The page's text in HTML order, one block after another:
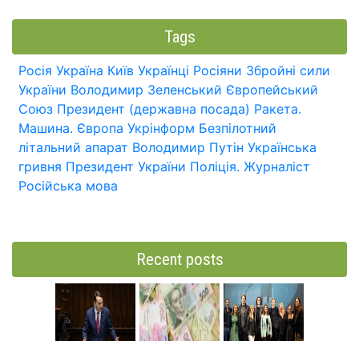
Tags
Росія Україна Київ Українці Росіяни Збройні сили
України Володимир Зеленський Європейський
Союз Президент (державна посада) Ракета.
Машина. Європа Укрінформ Безпілотний
літальний апарат Володимир Путін Українська
гривня Президент України Поліція. Журналіст
Російська мова
Recent posts